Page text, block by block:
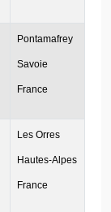
Pontamafrey
Savoie
France
Les Orres
Hautes-Alpes
France